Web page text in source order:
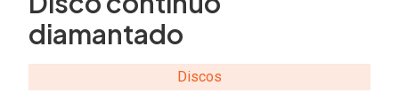
diamantado
Discos